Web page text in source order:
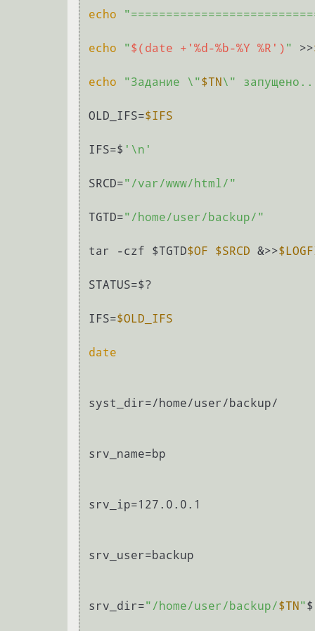
echo
echo "$(date +'%d-%b-%Y %R') " >>
echo "Задание \"$TN \"
OLD_IFS=$IFS
IFS=$ '\n'
SRCD="/var/www/html/"
TGTD="/home/user/backup/"
tar -czf $TGTD$OF $SRCD &>>
STATUS=$?
IFS=$OLD_IFS
date
syst_dir=/home/user/backup/
srv_name=bp
srv_ip=127.0.0.1
srv_user=backup
srv_dir="/home/user/backup/$TN "